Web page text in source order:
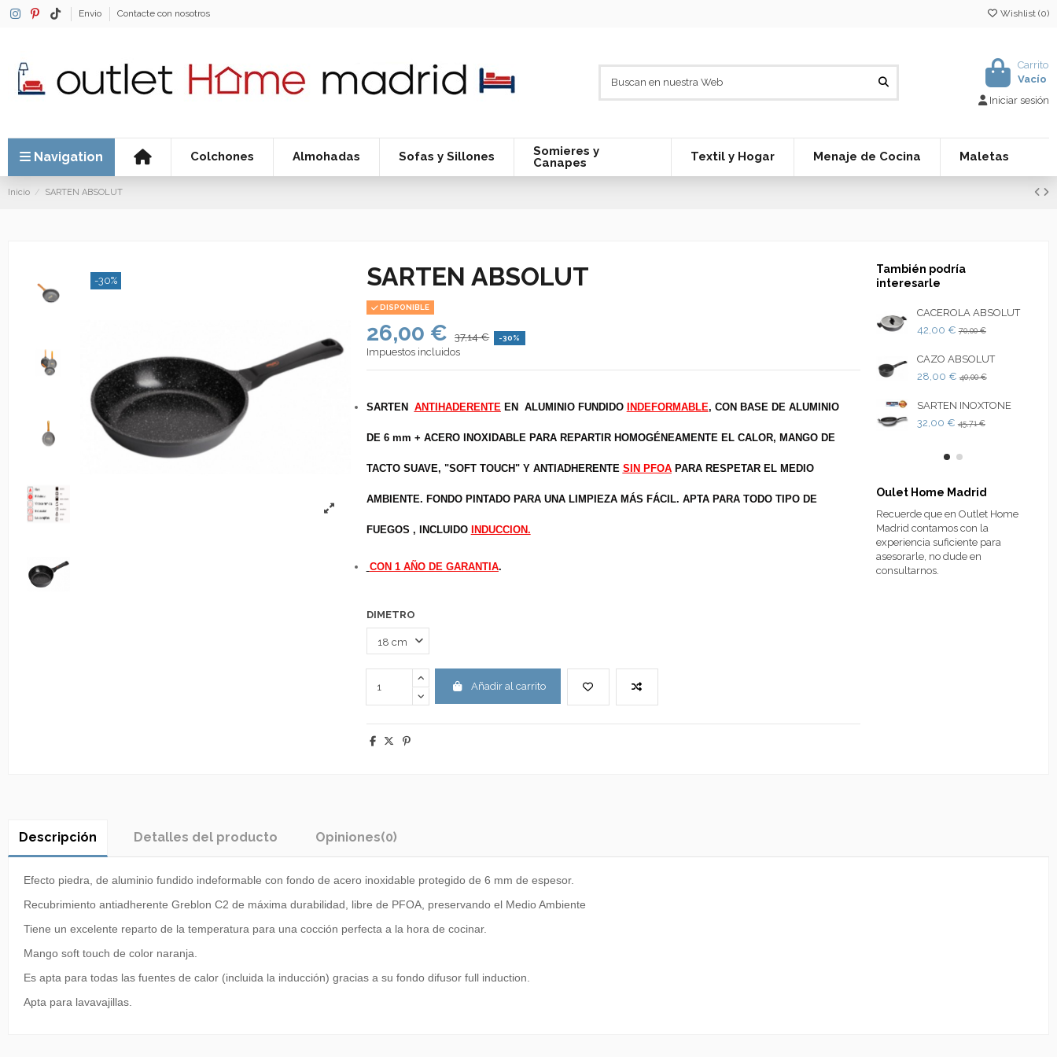
Envio Contacte con nosotros Wishlist (0)
Carrito
Vacío
Iniciar sesión
Navigation Colchones Almohadas Sofas y Sillones
Somieres y
Canapes
Textil y Hogar Menaje de Cocina Maletas
Inicio SARTEN ABSOLUT
-30% SARTEN ABSOLUT
DISPONIBLE
26,00 € 37,14 € -30%
Impuestos incluidos
SARTEN ANTIHADERENTE EN ALUMINIO FUNDIDO INDEFORMABLE, CON BASE DE ALUMINIO
DE 6 mm + ACERO INOXIDABLE PARA REPARTIR HOMOGÉNEAMENTE EL CALOR, MANGO DE
TACTO SUAVE, "SOFT TOUCH" Y ANTIADHERENTE SIN PFOAPARA RESPETAR EL MEDIO
AMBIENTE. FONDO PINTADO PARA UNA LIMPIEZA MÁS FÁCIL. APTA PARA TODO TIPO DE
FUEGOS , INCLUIDO INDUCCION.
CON 1 AÑO DE GARANTIA.
DIMETRO
Añadir al carrito
También podría
interesarle
CACEROLA ABSOLUT
42,00 € 70,00 €
CAZO ABSOLUT
28,00 € 40,00 €
SARTEN INOXTONE
32,00 € 45,71 €
Oulet Home Madrid
Recuerde que en Outlet Home
Madrid contamos con la
experiencia suficiente para
asesorarle, no dude en
consultarnos.
Descripción Detalles del producto Opiniones(0)
Efecto piedra, de aluminio fundido indeformable con fondo de acero inoxidable protegido de 6 mm de espesor.
Recubrimiento antiadherente Greblon C2 de máxima durabilidad, libre de PFOA, preservando el Medio Ambiente
Tiene un excelente reparto de la temperatura para una cocción perfecta a la hora de cocinar.
Mango soft touch de color naranja.
Es apta para todas las fuentes de calor (incluida la inducción) gracias a su fondo difusor full induction.
Apta para lavavajillas.